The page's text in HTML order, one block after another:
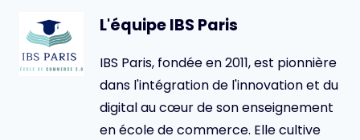
L'équipe IBS Paris
IBS Paris, fondée en 2011, est pionnière
dans l'intégration de l'innovation et du
digital au cœur de son enseignement
en école de commerce. Elle cultive